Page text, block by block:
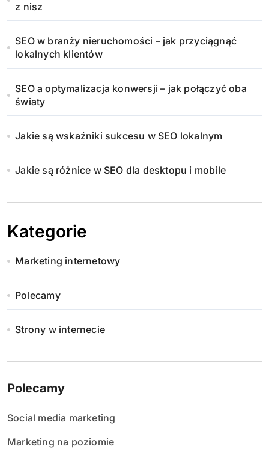
z nisz
SEO w branży nieruchomości – jak przyciągnąć
lokalnych klientów
SEO a optymalizacja konwersji – jak połączyć oba
światy
Jakie są wskaźniki sukcesu w SEO lokalnym
Jakie są różnice w SEO dla desktopu i mobile
Kategorie
Marketing internetowy
Polecamy
Strony w internecie
Polecamy
Social media marketing
Marketing na poziomie